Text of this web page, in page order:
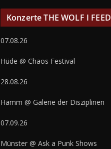
Konzerte THE WOLF I FEED
07.08.26
Hüde @ Chaos Festival
28.08.26
Hamm @ Galerie der Disziplinen
07.09.26
Münster @ Ask a Punk Shows